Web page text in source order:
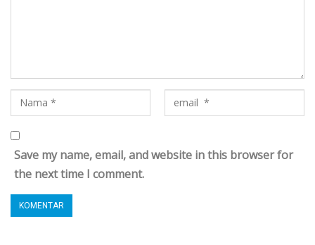
Save my name, email, and website in this browser for
the next time I comment.